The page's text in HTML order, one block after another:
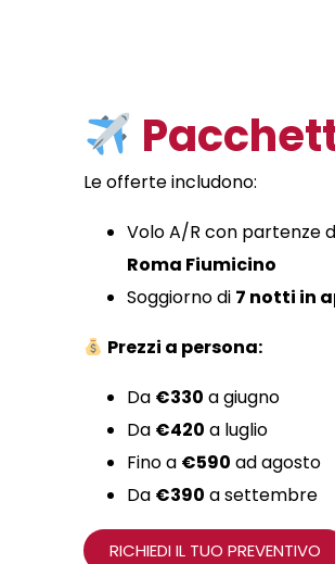
Le offerte includono:
Volo A/R con partenze
Roma Fiumicino
Soggiorno di 7 notti in
Prezzi a persona:
Da €330 a giugno
Da €420 a luglio
Fino a €590 ad agosto
Da €390 a settembre
RICHIEDI IL TUO PREVENTIVO